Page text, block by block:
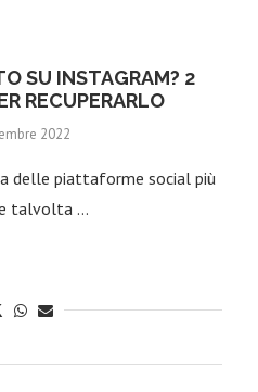
SU INSTAGRAM? 2
RECUPERARLO
2022
delle piattaforme social più
talvolta …